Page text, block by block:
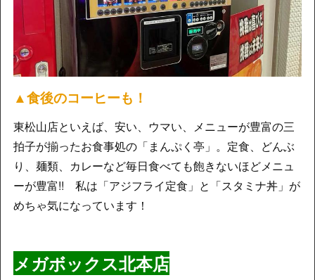
▲食後のコーヒーも！
東松山店といえば、安い、ウマい、メニューが豊富の三
拍子が揃ったお食事処の「まんぷく亭」。定食、どんぶ
り、麺類、カレーなど毎日食べても飽きないほどメニュ
ーが豊富!! 私は「アジフライ定食」と「スタミナ丼」が
めちゃ気になっています！
メガボックス北本店